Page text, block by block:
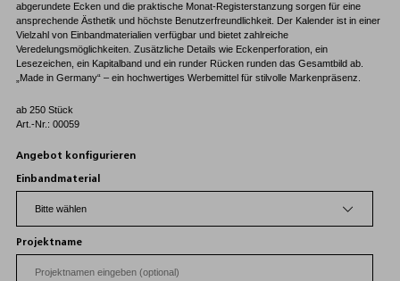
abgerundete Ecken und die praktische Monat-Registerstanzung sorgen für eine
ansprechende Ästhetik und höchste Benutzerfreundlichkeit. Der Kalender ist in einer
Vielzahl von Einbandmaterialien verfügbar und bietet zahlreiche
Veredelungsmöglichkeiten. Zusätzliche Details wie Eckenperforation, ein
Lesezeichen, ein Kapitalband und ein runder Rücken runden das Gesamtbild ab.
„Made in Germany“ – ein hochwertiges Werbemittel für stilvolle Markenpräsenz.
ab 250 Stück
Art.-Nr.: 00059
Angebot konfigurieren
Einbandmaterial
Projektname